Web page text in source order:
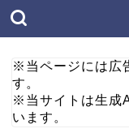
※当ページには広
す。
※当サイトは生成
います。